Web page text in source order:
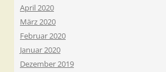
April 2020
März 2020
Februar 2020
Januar 2020
Dezember 2019